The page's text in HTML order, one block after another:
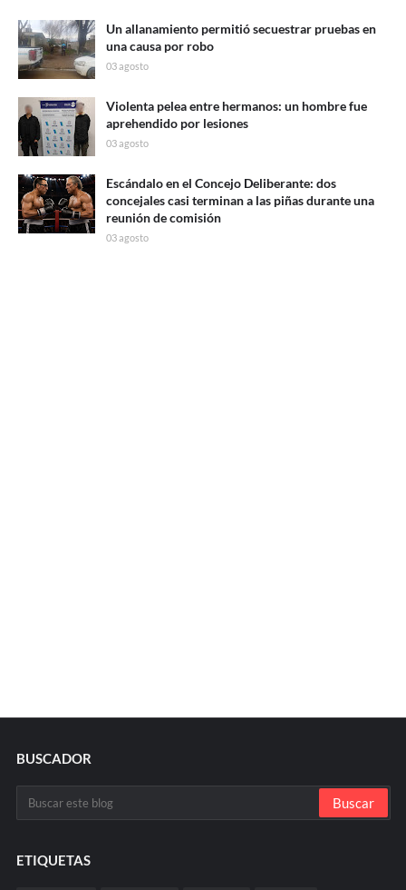
Un allanamiento permitió secuestrar pruebas en
una causa por robo
03 agosto
Violenta pelea entre hermanos: un hombre fue
aprehendido por lesiones
03 agosto
Escándalo en el Concejo Deliberante: dos
concejales casi terminan a las piñas durante una
reunión de comisión
03 agosto
BUSCADOR
ETIQUETAS